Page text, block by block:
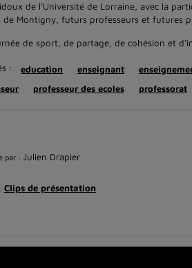
de l'Université de Lorraine, avec la
de Montigny, futurs professeurs et futures
de sport, de partage, de cohésion et
: education enseignant
professeur des ecoles professorat
par : Julien Drapier
Clips de présentation